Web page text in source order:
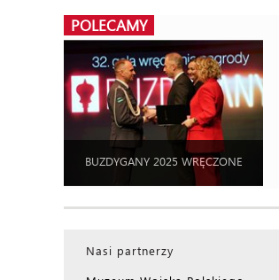
POLECAMY
BUZDYGANY 2025 WRĘCZONE
Nasi partnerzy